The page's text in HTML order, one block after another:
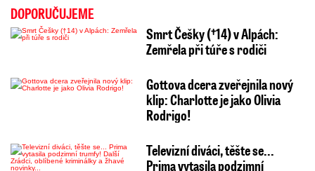
DOPORUČUJEME
Smrt Češky (†14) v Alpách:
Zemřela při túře s rodiči
Gottova dcera zveřejnila nový
klip: Charlotte je jako Olivia
Rodrigo!
Televizní diváci, těšte se...
Prima vytasila podzimní